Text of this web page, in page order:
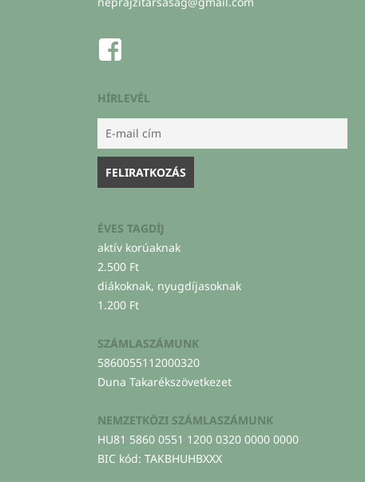
HÍRLEVÉL
ÉVES TAGDÍJ
aktív korúaknak
2.500 Ft
diákoknak, nyugdíjasoknak
1.200 Ft
SZÁMLASZÁMUNK
5860055112000320
Duna Takarékszövetkezet
NEMZETKÖZI SZÁMLASZÁMUNK
HU81 5860 0551 1200 0320 0000 0000
BIC kód: TAKBHUHBXXX